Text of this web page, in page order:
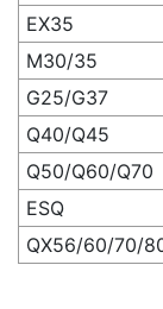
EX35
M30/35
G25/G37
Q40/Q45
Q50/Q60/Q70
ESQ
QX56/60/70/